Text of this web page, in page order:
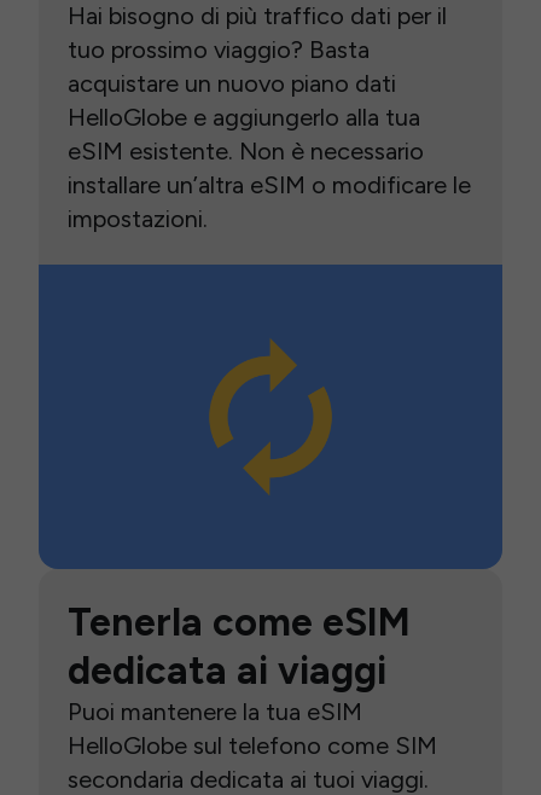
Hai bisogno di più traffico dati per il
tuo prossimo viaggio? Basta
acquistare un nuovo piano dati
HelloGlobe e aggiungerlo alla tua
eSIM esistente. Non è necessario
installare un’altra eSIM o modificare le
impostazioni.
Tenerla come eSIM
dedicata ai viaggi
Puoi mantenere la tua eSIM
HelloGlobe sul telefono come SIM
secondaria dedicata ai tuoi viaggi.